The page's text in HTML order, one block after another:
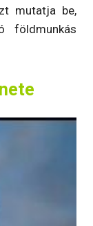
mutatja be,
földmunkás